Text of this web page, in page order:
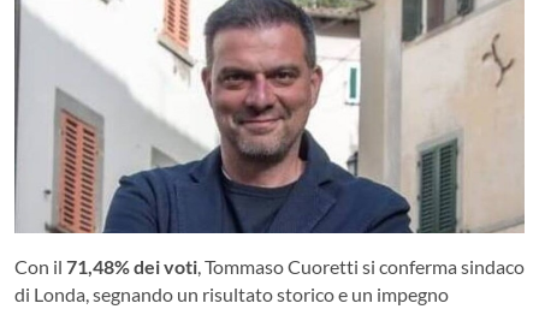
Con il 71,48% dei voti, Tommaso Cuoretti si conferma sindaco
di Londa, segnando un risultato storico e un impegno